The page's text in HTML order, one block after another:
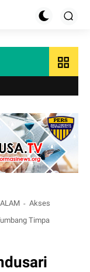
grid_view
Akses
Timpa